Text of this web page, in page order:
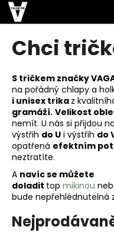
Přejít
obsah
Chci
S tričkem značky
na pořádný chlapy a
i unisex trika z
gramáží. Velikost
nemít. U nás si přijdou
výstřih do U i výstřih do
opatřená efektním
neztratíte.
A navíc se můžete
doladit top mikinou
bude nepřehlédnutelná
K
o
o
p
o
t
ř
e
b
u
j
e